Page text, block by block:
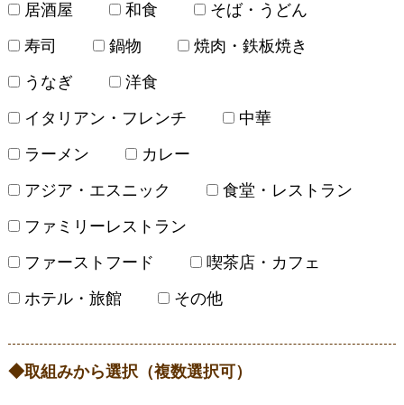
居酒屋 和食
そば・うどん
寿司
鍋物
焼肉・鉄板焼き
うなぎ
洋食
イタリアン・フレンチ
中華
ラーメン
カレー
アジア・エスニック
食堂・レストラン
ファミリーレストラン
ファーストフード
喫茶店・カフェ
ホテル・旅館
その他
取組みから選択（複数選択可）